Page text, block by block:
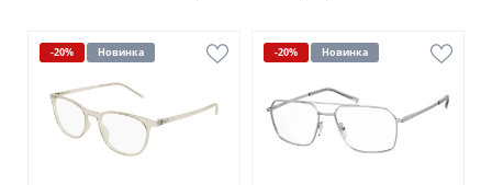
-20% Новинка -20% Новинка